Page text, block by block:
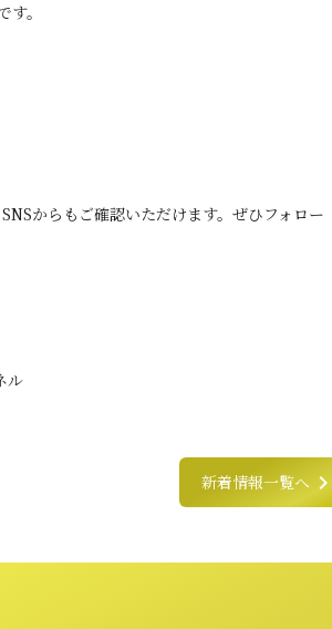
す。
からもご確認いただけます。ぜひフォロー
ル
新着情報一覧へ chevron_right